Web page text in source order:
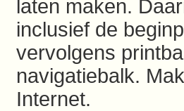
laten maken.
inclusief de
vervolgens
navigatiebalk.
Internet.